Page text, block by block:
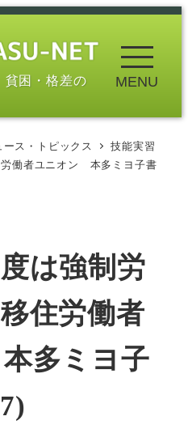
貧困・格差の MENU
ース・トピックス
技能実習
働者ユニオン 本多ミヨ子書
は強制労
住労働者
多ミヨ子